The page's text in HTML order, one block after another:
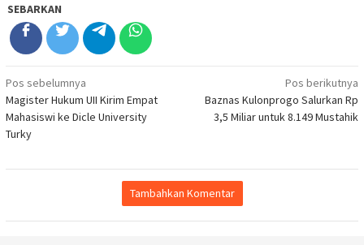
SEBARKAN
Navigasi
pos
Pos sebelumnya
Magister Hukum UII Kirim Empat
Mahasiswi ke Dicle University
Turky
Pos berikutnya
Baznas Kulonprogo Salurkan Rp
3,5 Miliar untuk 8.149 Mustahik
Tambahkan Komentar